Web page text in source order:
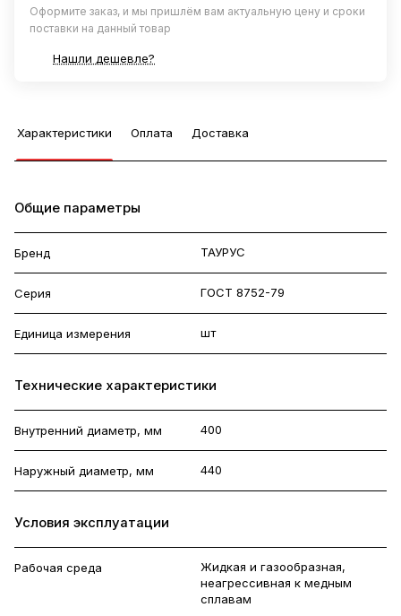
Оформите заказ, и мы пришлём вам актуальную цену и сроки
поставки на данный товар
Нашли дешевле?
Характеристики Оплата Доставка
Общие параметры
Бренд ТАУРУС
Серия ГОСТ 8752-79
Единица измерения шт
Технические характеристики
Внутренний диаметр, мм 400
Наружный диаметр, мм 440
Условия эксплуатации
Рабочая среда
Жидкая и газообразная,
неагрессивная к медным
сплавам